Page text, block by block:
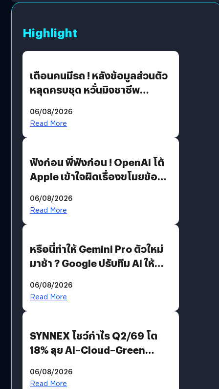
Highlight
เตือนคนมีรถ ! หลังข้อมูลส่วนตัว
หลุดครบชุด หวั่นมิจชาชีพ
รหัสผ่านหลุด ไม่ใช่แฮ็กเกอร์
06/08/2026
Read More
ฟังก่อน พี่ฟังก่อน ! OpenAI โต้
Apple เข้าใจผิดเรื่องขโมยข้อมูล
06/08/2026
Read More
หรือนี่ทำให้ Gemini Pro ตัวใหม่
มาช้า ? Google ปรับทีม AI ให้
AGI
06/08/2026
Read More
SYNNEX โชว์กำไร Q2/69 โต
18% ลุย AI–Cloud–Green
Revenue เร่งเครื่อง New
06/08/2026
Read More